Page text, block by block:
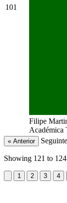
101
Filipe
Académica
« Anterior
Showing 121 to 124
1 2 3 4